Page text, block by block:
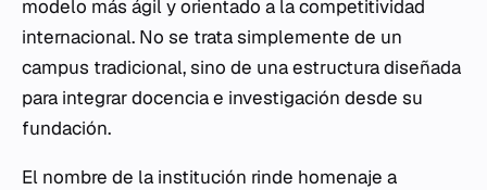
modelo más ágil y orientado a la competitividad
internacional. No se trata simplemente de un
campus tradicional, sino de una estructura diseñada
para integrar docencia e investigación desde su
fundación.
El nombre de la institución rinde homenaje a